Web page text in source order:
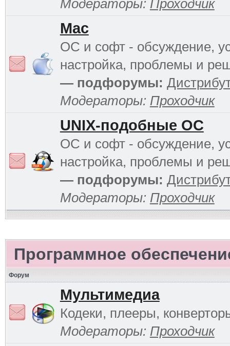
Модераторы: Проходчик
Mac
ОС и софт - обсуждение,
настройка, проблемы и
— подфорумы:
Модераторы: Проходчик
UNIX-подобные ОС
ОС и софт - обсуждение,
настройка, проблемы и
— подфорумы:
Модераторы: Проходчик
Программное
Форум
Мультимедиа
Кодеки, плееры,
Модераторы: Проходчик